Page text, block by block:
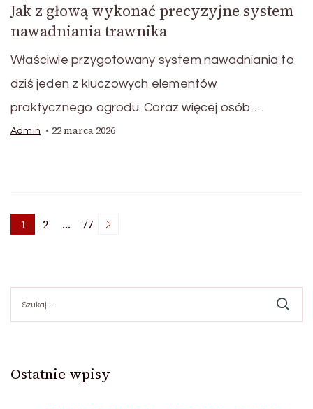
Jak z głową wykonać precyzyjne system
nawadniania trawnika
Właściwie przygotowany system nawadniania to
dziś jeden z kluczowych elementów
praktycznego ogrodu. Coraz więcej osób …
Admin 22 marca 2026
Stronicowanie
wpisów
Strona
1 Strona
2 … Strona
77
Ostatnie wpisy